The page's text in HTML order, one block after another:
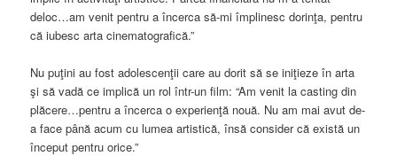
deloc…am venit pentru a încerca să-mi împlinesc dorinţa, pentru
că iubesc arta cinematografică.”
Nu puţini au fost adolescenţii care au dorit să se iniţieze în arta
şi să vadă ce implică un rol într-un film: “Am venit la casting din
plăcere…pentru a încerca o experienţă nouă. Nu am mai avut de-
a face până acum cu lumea artistică, însă consider că există un
început pentru orice.”